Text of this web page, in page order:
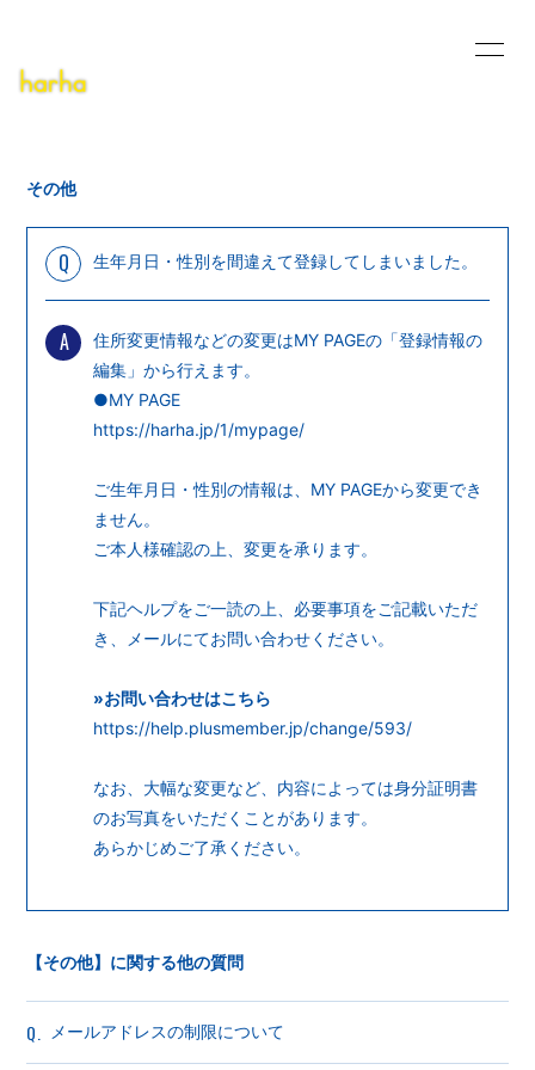
MUSIC VIDEO
DISCOGRAPHY
PODCAST
DEMO
BLOG
CONTACT
無料会員登録 ログイン
その他
Q 生年月日・性別を間違えて登録してしまいました。
A
住所変更情報などの変更はMY PAGEの「登録情報の
編集」から行えます。
●MY PAGE
https://harha.jp/1/mypage/
ご生年月日・性別の情報は、MY PAGEから変更でき
ません。
ご本人様確認の上、変更を承ります。
下記ヘルプをご一読の上、必要事項をご記載いただ
き、メールにてお問い合わせください。
»お問い合わせはこちら
https://help.plusmember.jp/change/593/
なお、大幅な変更など、内容によっては身分証明書
のお写真をいただくことがあります。
あらかじめご了承ください。
【その他】に関する他の質問
Q. メールアドレスの制限について